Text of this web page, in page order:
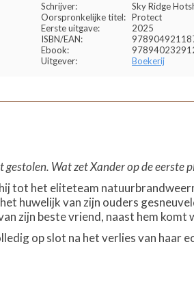
Schrijver:
Sky Ridge
Oorspronkelijke titel: Protect
Eerste uitgave:
2025
ISBN/EAN:
Ebook:
Uitgever:
Boekerij
Wat zet Xander op de eerste
tot het eliteteam
huwelijk van zijn ouders
zijn beste vriend, naast hem komt
op slot na het verlies van haar